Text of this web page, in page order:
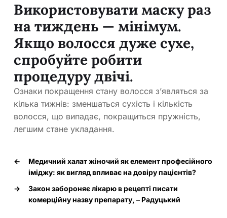
Використовувати маску раз
на тиждень — мінімум.
Якщо волосся дуже сухе,
спробуйте робити
процедуру двічі.
Ознаки покращення стану волосся зʼявляться за
кілька тижнів: зменшаться сухість і кількість
волосся, що випадає, покращиться пружність,
легшим стане укладання.
←
Медичний халат жіночий як елемент професійного
іміджу: як вигляд впливає на довіру пацієнтів?
→
Закон забороняє лікарю в рецепті писати
комерційну назву препарату, – Радуцький